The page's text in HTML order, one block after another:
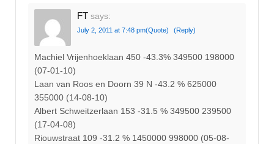
FT says:
July 2, 2011 at 7:48 pm(Quote) (Reply)
Machiel Vrijenhoeklaan 450 -43.3% 349500 198000
(07-01-10)
Laan van Roos en Doorn 39 N -43.2 % 625000
355000 (14-08-10)
Albert Schweitzerlaan 153 -31.5 % 349500 239500
(17-04-08)
Riouwstraat 109 -31.2 % 1450000 998000 (05-08-